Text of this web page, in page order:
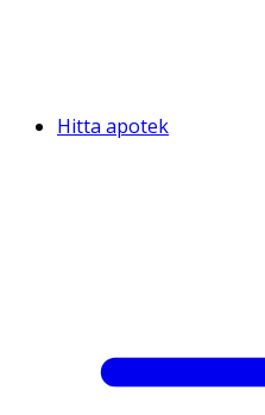
Hitta apotek